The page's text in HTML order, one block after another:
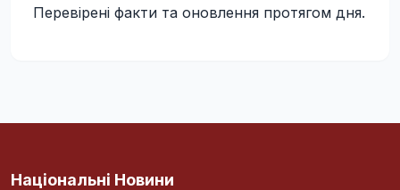
Перевірені факти та оновлення протягом дня.
Національні Новини